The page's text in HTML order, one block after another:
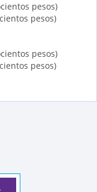
pesos)
pesos)
pesos)
pesos)